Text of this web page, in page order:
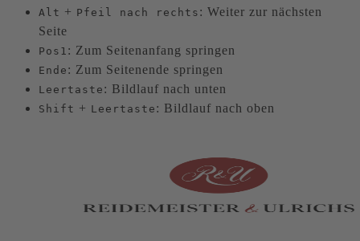
Alt + Pfeil nach rechts : Weiter zur nächsten
Seite
Pos1 : Zum Seitenanfang springen
Ende : Zum Seitenende springen
Leertaste : Bildlauf nach unten
Shift + Leertaste : Bildlauf nach oben